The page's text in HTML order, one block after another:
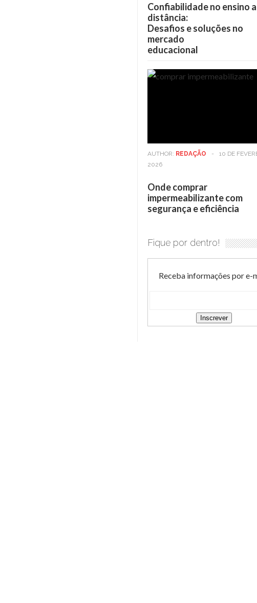
Confiabilidade no ensino a
distância:
Desafios e soluções no
mercado
educacional
AUTHOR: REDAÇÃO -
10 DE
2026
Onde comprar
impermeabilizante com
segurança e eficiência
Fique por dentro!
Receba informações por e-